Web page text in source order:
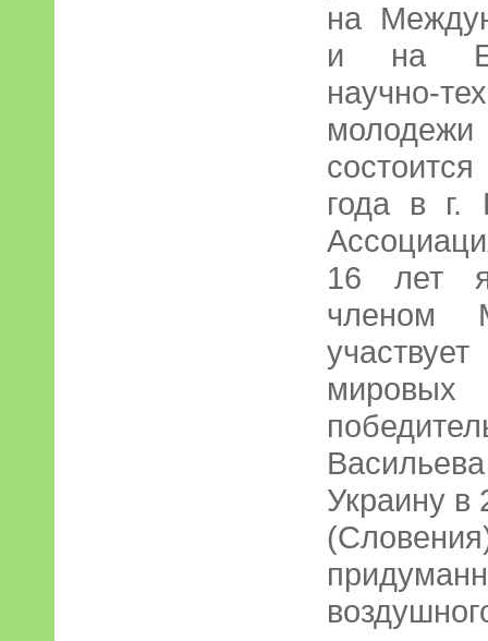
на
и на
научно-
года в г.
16 лет
членом
Украину в